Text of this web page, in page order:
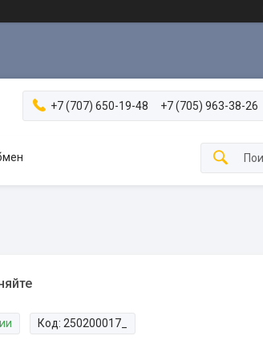
+7 (707) 650-19-48 +7 (705) 963-38-26
Код: 250200017_